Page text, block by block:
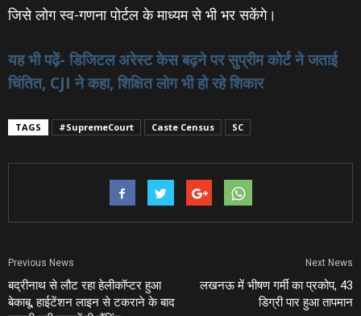
जिसे लोग स्व-गणना पोर्टल के माध्यम से भी भर सकेंगे।
यह भी पढ़ें- डिजिटल अरेस्ट केस बढ़ने पर सुप्रीम कोर्ट ने जताई
चिंतित, CJI ने कहा, शिक्षित लोग भी हो रहे शिकार
TAGS #SupremeCourt Caste Census SC
Previous News
बद्रीनाथ से लौट रहा हेलीकॉप्टर हुआ
बेकाबू, हाईटेंशन लाइन से टकराने के बाद
Next News
लखनऊ में भीषण गर्मी का प्रकोप, 43
डिग्री पार हुआ तापमान